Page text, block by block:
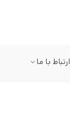
ارتباط با ما